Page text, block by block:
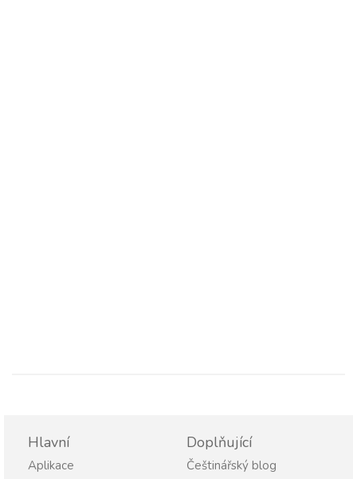
Hlavní
Aplikace
Doplňující
Češtinářský blog